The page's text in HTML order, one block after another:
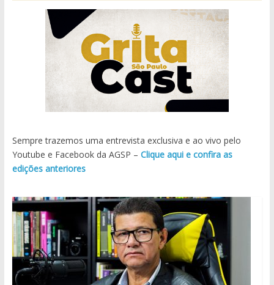
Sempre trazemos uma entrevista exclusiva e ao vivo pelo
Youtube e Facebook da AGSP – Clique aqui e confira as
edições anteriores